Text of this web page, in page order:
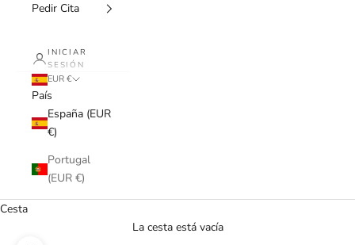
Pedir Cita
INICIAR
SESIÓN
EUR €
País
España (EUR
€)
Portugal
(EUR €)
Cesta
La cesta está vacía